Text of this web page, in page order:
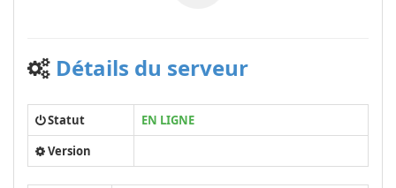
Détails du serveur
Statut
EN LIGNE
Version